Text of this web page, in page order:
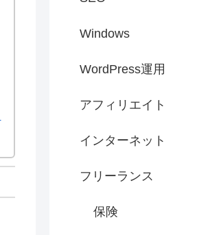
Windows
WordPress運用
アフィリエイト
インターネット
フリーランス
保険